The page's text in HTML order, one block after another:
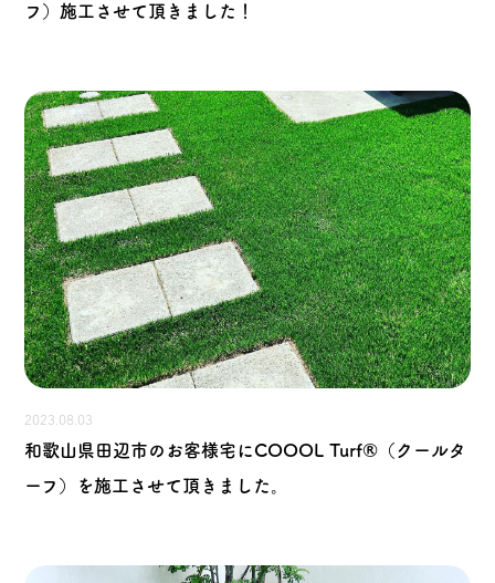
フ）施工させて頂きました！
2023.08.03
和歌山県田辺市のお客様宅にCOOOL Turf®（クールタ
ーフ）を施工させて頂きました。